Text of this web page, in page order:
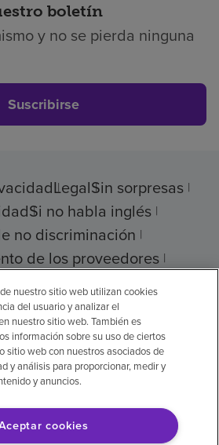
boletín
y no se pierda ninguna
Suscribirse
LegalSin sorpresas
Si no habla inglés
no discriminación
de los proveedores
de precios
Health Corporation
de cookies
con la ayuda de
nuestro sitio web utilizan cookies
del usuario y analizar el
nuestro sitio web. También es
información sobre su uso de ciertos
sitio web con nuestros asociados de
y análisis para proporcionar, medir y
y anuncios.
cookies